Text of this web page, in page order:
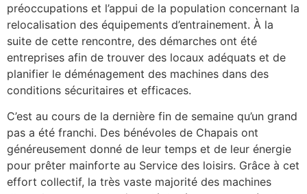
préoccupations et l’appui de la population concernant la
relocalisation des équipements d’entrainement. À la
suite de cette rencontre, des démarches ont été
entreprises afin de trouver des locaux adéquats et de
planifier le déménagement des machines dans des
conditions sécuritaires et efficaces.
C’est au cours de la dernière fin de semaine qu’un grand
pas a été franchi. Des bénévoles de Chapais ont
généreusement donné de leur temps et de leur énergie
pour prêter mainforte au Service des loisirs. Grâce à cet
effort collectif, la très vaste majorité des machines